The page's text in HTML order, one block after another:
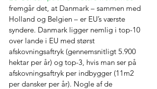
fremgår det, at Danmark – sammen med
Holland og Belgien – er EU’s værste
syndere. Danmark ligger nemlig i top-10
over lande i EU med størst
afskovningsaftryk (gennemsnitligt 5.900
hektar per år) og top-3, hvis man ser på
afskovningsaftryk per indbygger (11m2
per dansker per år). Nogle af de